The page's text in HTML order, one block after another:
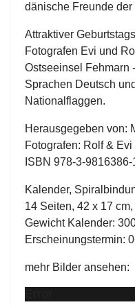
dänische Freunde
Attraktiver
Fotografen Evi und
Ostseeinsel Fehmarn
Sprachen Deutsch
Nationalflaggen.
Herausgegeben von:
Fotografen: Rolf &
ISBN 978-3-
Kalender,
14 Seiten, 42 x 17
Gewicht Kalender:
Erscheinungstermin:
mehr Bilder ansehen: